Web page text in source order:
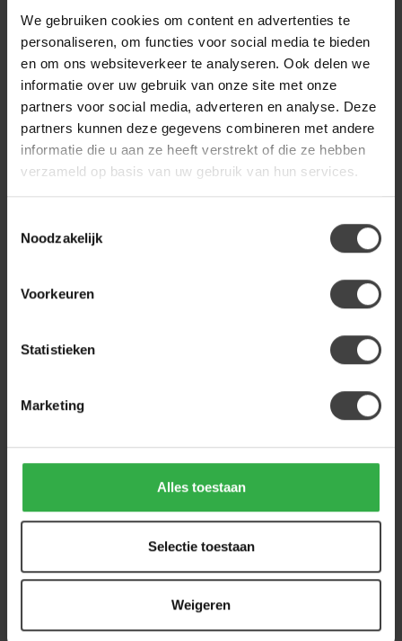
We gebruiken cookies om content en advertenties te
personaliseren, om functies voor social media te bieden
en om ons websiteverkeer te analyseren. Ook delen we
informatie over uw gebruik van onze site met onze
partners voor social media, adverteren en analyse. Deze
partners kunnen deze gegevens combineren met andere
informatie die u aan ze heeft verstrekt of die ze hebben
verzameld op basis van uw gebruik van hun services.
Noodzakelijk
Voorkeuren
Statistieken
Marketing
Alles toestaan
Selectie toestaan
Weigeren
BY BOO
By Boo Wandplank Tre 1
mango 49 cm – zwart €24,95
PTMD
PTMD Kaydie Groen
bloemvormige LED-lamp €22,95
Heb je een vraag over dit product?
of+31
224 850 926